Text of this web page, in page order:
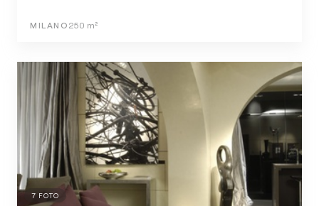
MILANO 250 m²
7 FOTO